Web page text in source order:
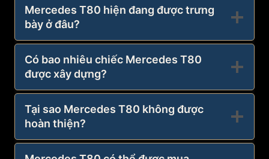
Mercedes T80 hiện đang được trưng
bày ở đâu?
Có bao nhiêu chiếc Mercedes T80
được xây dựng?
Tại sao Mercedes T80 không được
hoàn thiện?